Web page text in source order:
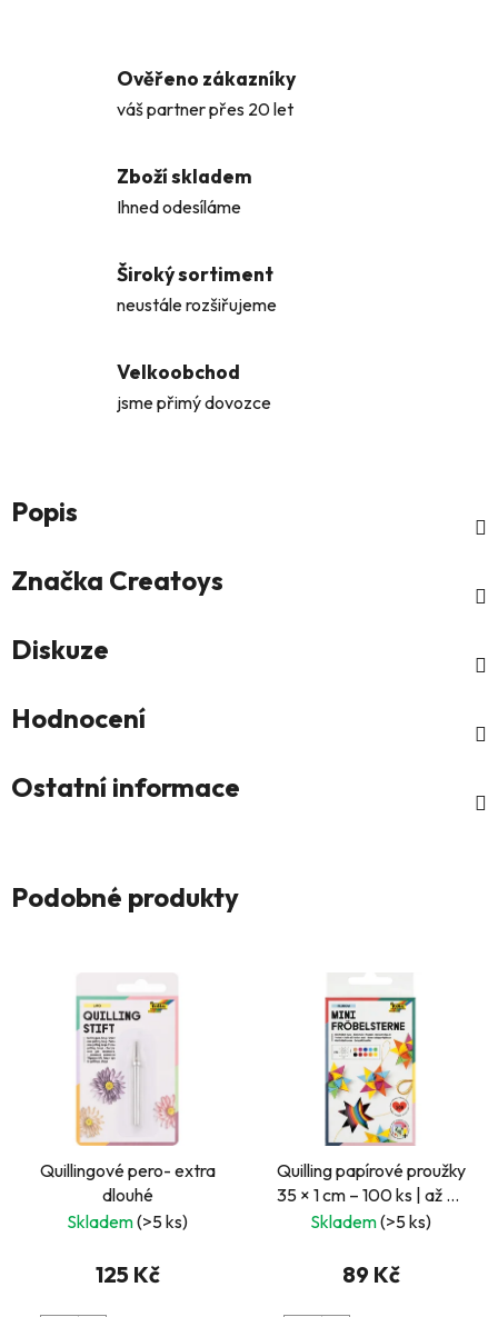
Ověřeno zákazníky
váš partner přes 20 let
Zboží skladem
Ihned odesíláme
Široký sortiment
neustále rozšiřujeme
Velkoobchod
jsme přimý dovozce
Popis
Značka Creatoys
Diskuze
Hodnocení
Ostatní informace
Podobné produkty
Quillingové pero- extra
dlouhé
Skladem(>5 ks)
125 Kč
Quilling papírové proužky
35 × 1 cm – 100 ks | až 25
hvězd 4 × 4 cm
Skladem(>5 ks)
89 Kč